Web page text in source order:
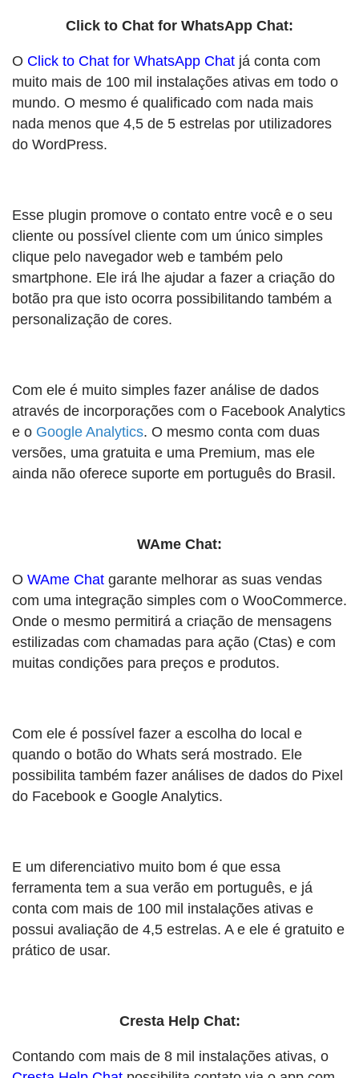
Click to Chat for WhatsApp Chat:
O Click to Chat for WhatsApp Chat já conta com
muito mais de 100 mil instalações ativas em todo o
mundo. O mesmo é qualificado com nada mais
nada menos que 4,5 de 5 estrelas por utilizadores
do WordPress.
Esse plugin promove o contato entre você e o seu
cliente ou possível cliente com um único simples
clique pelo navegador web e também pelo
smartphone. Ele irá lhe ajudar a fazer a criação do
botão pra que isto ocorra possibilitando também a
personalização de cores.
Com ele é muito simples fazer análise de dados
através de incorporações com o Facebook Analytics
e o Google Analytics. O mesmo conta com duas
versões, uma gratuita e uma Premium, mas ele
ainda não oferece suporte em português do Brasil.
WAme Chat:
O WAme Chat garante melhorar as suas vendas
com uma integração simples com o WooCommerce.
Onde o mesmo permitirá a criação de mensagens
estilizadas com chamadas para ação (Ctas) e com
muitas condições para preços e produtos.
Com ele é possível fazer a escolha do local e
quando o botão do Whats será mostrado. Ele
possibilita também fazer análises de dados do Pixel
do Facebook e Google Analytics.
E um diferenciativo muito bom é que essa
ferramenta tem a sua verão em português, e já
conta com mais de 100 mil instalações ativas e
possui avaliação de 4,5 estrelas. A e ele é gratuito e
prático de usar.
Cresta Help Chat:
Contando com mais de 8 mil instalações ativas, o